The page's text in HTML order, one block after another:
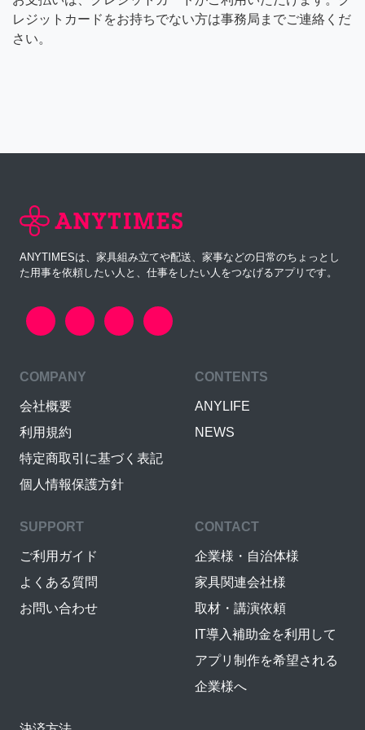
レジットカードをお持ちでない方は事務局までご連絡くだ
さい。
ANYTIMESは、家具組み立てや配送、家事などの日常のちょっとし
た用事を依頼したい人と、仕事をしたい人をつなげるアプリです。
COMPANY
会社概要
利用規約
特定商取引に基づく表記
個人情報保護方針
CONTENTS
ANYLIFE
NEWS
SUPPORT
ご利用ガイド
よくある質問
お問い合わせ
CONTACT
企業様・自治体様
家具関連会社様
取材・講演依頼
IT導入補助金を利用して
アプリ制作を希望される
企業様へ